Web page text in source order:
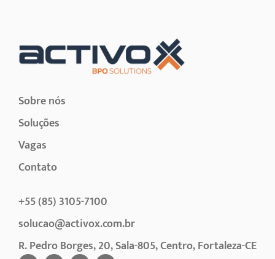
Sobre nós
Soluções
Vagas
Contato
+55 (85) 3105-7100
solucao@activox.com.br
R. Pedro Borges, 20, Sala-805, Centro, Fortaleza-CE